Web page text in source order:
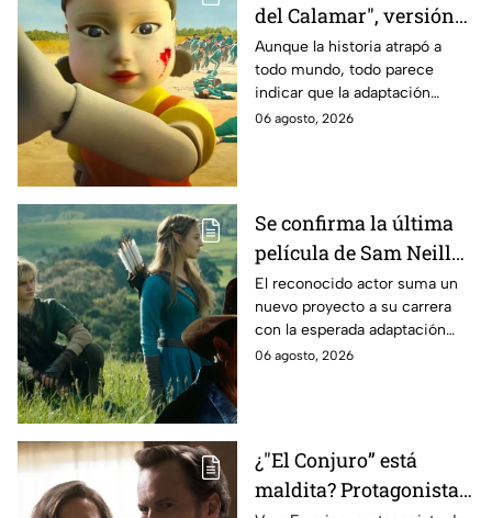
del Calamar", versión
Estados Unidos? Esto
es lo que se sabe al
momento
Aunque la historia atrapó a
todo mundo, todo parece
indicar que la adaptación
podría ser cancelada:
06 agosto, 2026
Se confirma la última
película de Sam Neill
antes de morir: esto es
lo que se sabe hasta
ahora
El reconocido actor suma un
nuevo proyecto a su carrera
con la esperada adaptación
cinematográfica del popular
06 agosto, 2026
¿"El Conjuro” está
maldita? Protagonista